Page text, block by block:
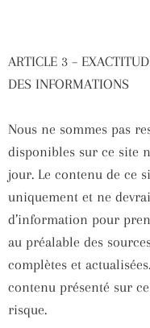
ARTICLE 3 –
DES INFORMATIONS
Nous ne sommes pas
disponibles sur ce site
jour. Le contenu de ce
uniquement et ne
d’information pour
au préalable des
complètes et
contenu présenté sur
risque.